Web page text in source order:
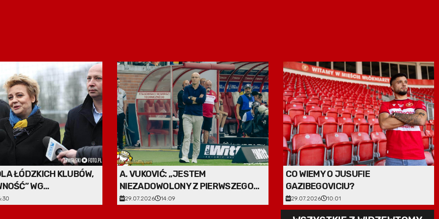
ŁÓDZKICH KLUBÓW,
WG
A. VUKOVIĆ: „JESTEM
NIEZADOWOLONY Z PIERWSZEGO
MECZU”
29.07.2026 14:09
CO WIEMY O JUSUFIE
GAZIBEGOVICIU?
29.07.2026 10:01